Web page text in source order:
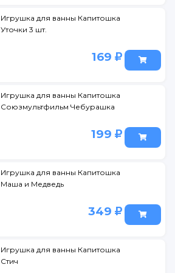
Игрушка для ванны Капитошка
Уточки 3 шт.
169
Игрушка для ванны Капитошка
Союзмультфильм Чебурашка
199
Игрушка для ванны Капитошка
Маша и Медведь
349
Игрушка для ванны Капитошка
Стич